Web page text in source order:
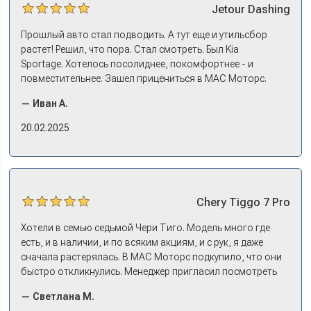
Jetour Dashing
Прошлый авто стал подводить. А тут еще и утильсбор
растет! Решил, что пора. Стал смотреть. Был Kia
Sportage. Хотелось посолиднее, покомфортнее - и
повместительнее. Зашел прицениться в МАС Моторс.
и прям мое! Даже не скажешь, что «китаец». Прям не
вылезая из него и порешали. Спортэйдж в трейд-ин
— Иван А.
20.02.2025
Chery Tiggo 7 Pro
Хотели в семью седьмой Чери Тиго. Модель много где
есть, и в наличии, и по всяким акциям, и с рук, я даже
сначала растерялась. В МАС Моторс подкупило, что они
быстро откликнулись. Менеджер пригласил посмотреть
примериться. Нам тут недалеко, пришли в салон - и в тот
— Светлана М.